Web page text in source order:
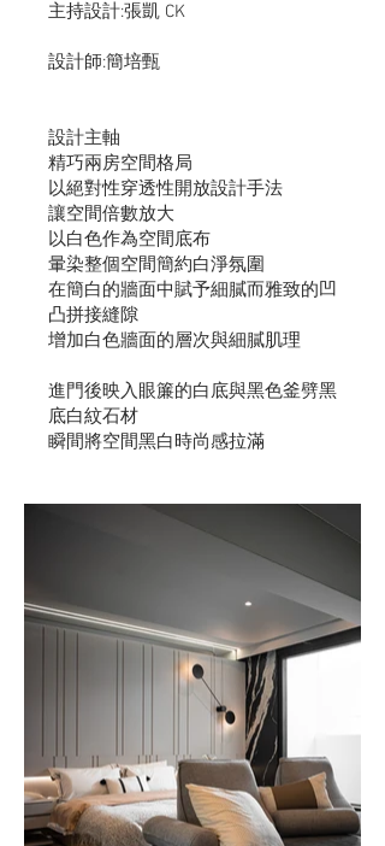
主持設計:張凱 CK
設計師:簡培甄
​設計主軸
精巧兩房空間格局
以絕對性穿透性開放設計手法
讓空間倍數放大
以白色作為空間底布
暈染整個空間簡約白淨氛圍
在簡白的牆面中賦予細膩而雅致的凹
凸拼接縫隙
增加白色牆面的層次與細膩肌理
進門後映入眼簾的白底與黑色釜劈黑
底白紋石材
​瞬間將空間黑白時尚感拉滿